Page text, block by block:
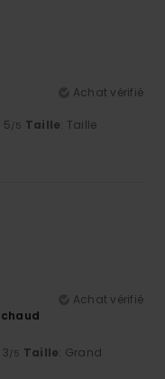
Achat vérifié
5/5 Taille: Taille
Achat vérifié
3/5 Taille: Grand